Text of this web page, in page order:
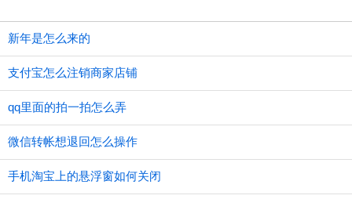
新年是怎么来的
支付宝怎么注销商家店铺
qq里面的拍一拍怎么弄
微信转帐想退回怎么操作
手机淘宝上的悬浮窗如何关闭